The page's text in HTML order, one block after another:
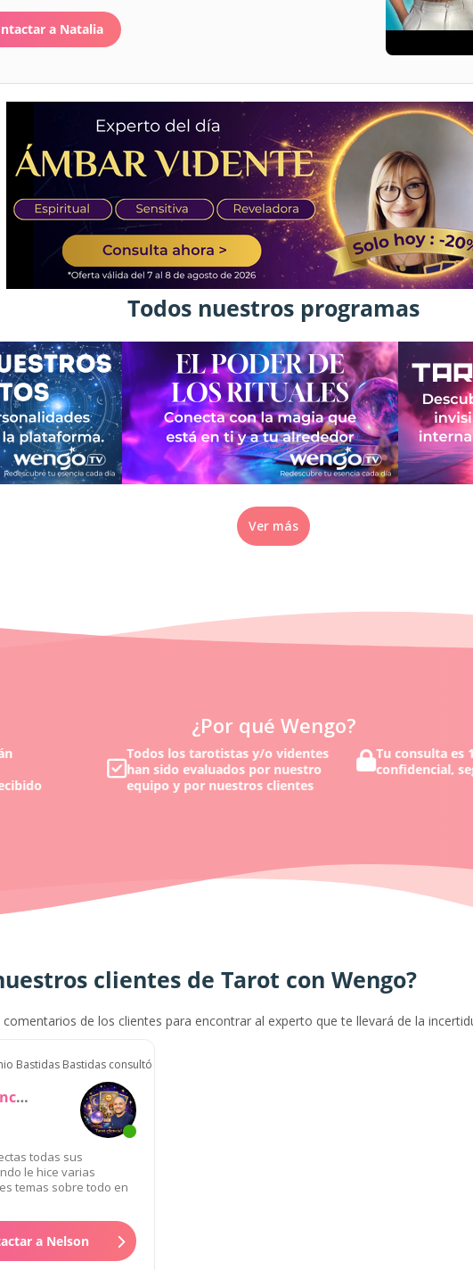
a Natalia
Todos nuestros programas
Ver más
¿Por qué Wengo?
y/o videntes
por nuestro
nuestros clientes
Tu consulta es 100%
confidencial, segura y anónima
Obtén
clientes de Tarot con Wengo?
de los clientes para encontrar al experto que te llevará de la
Bastidas Bastidas consultó
Nelson Tarot eSencial
todas sus
le hice varias
temas sobre todo en
a Nelson